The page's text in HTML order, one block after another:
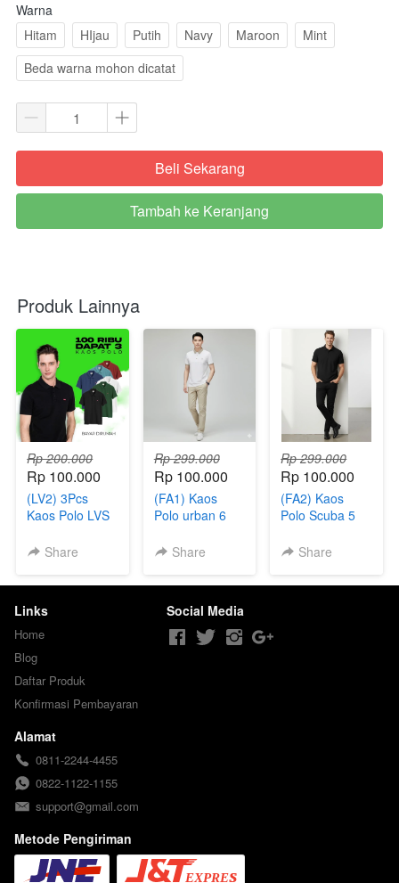
Warna
Hitam
HIjau Putih Navy Maroon
Mint
Beda warna mohon dicatat
`Beli Sekarang
`
Tambah ke Keranjang
Produk Lainnya
Rp 200.000
Rp 100.000
(LV2) 3Pcs
Kaos Polo LVS
Share
Rp 299.000
Rp 100.000
(FA1) Kaos
Polo urban 6
Share
Rp 299.000
Rp 100.000
(FA2) Kaos
Polo Scuba 5
Share
Links
Home
Blog
Daftar Produk
Konfirmasi Pembayaran
Social Media
Alamat
0811-2244-4455
0822-1122-1155
support@gmail.com
Metode Pengiriman